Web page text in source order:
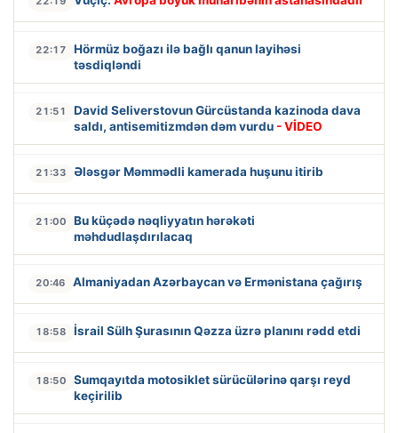
22:17
Hörmüz boğazı ilə bağlı qanun layihəsi
təsdiqləndi
21:51
David Seliverstovun Gürcüstanda kazinoda dava
saldı, antisemitizmdən dəm vurdu - VİDEO
21:33 Ələsgər Məmmədli kamerada huşunu itirib
21:00
Bu küçədə nəqliyyatın hərəkəti
məhdudlaşdırılacaq
20:46 Almaniyadan Azərbaycan və Ermənistana çağırış
18:58 İsrail Sülh Şurasının Qəzza üzrə planını rədd etdi
18:50
Sumqayıtda motosiklet sürücülərinə qarşı reyd
keçirilib